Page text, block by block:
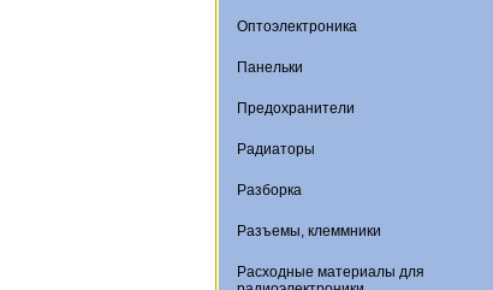
Оптоэлектроника
Панельки
Предохранители
Радиаторы
Разборка
Разъемы, клеммники
Расходные материалы для